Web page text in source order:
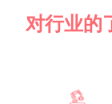
对行业的